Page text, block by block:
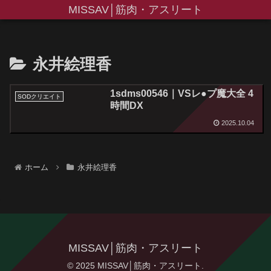
MISSAV│筋肉・アスリート
永井絵理香
SODクリエイト
1sdms00546｜VSレ●プ魔大全 4
時間DX
2025.10.04
ホーム 永井絵理香
MISSAV│筋肉・アスリート
© 2025 MISSAV│筋肉・アスリート.